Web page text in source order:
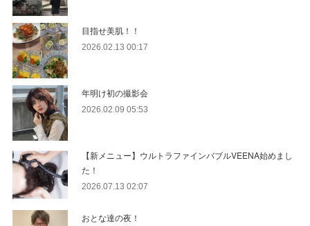
目指せ美肌！！
2026.02.13 00:17
年明け初の撮影会
2026.02.09 05:53
【新メニュー】ウルトラファインバブルVEENA始めまし
た！
2026.07.13 02:07
おとな達の夜！